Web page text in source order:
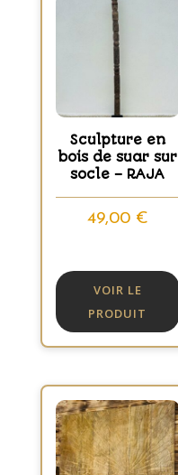
Sculpture en
bois de suar sur
socle – RAJA
49,00 €
VOIR LE
PRODUIT